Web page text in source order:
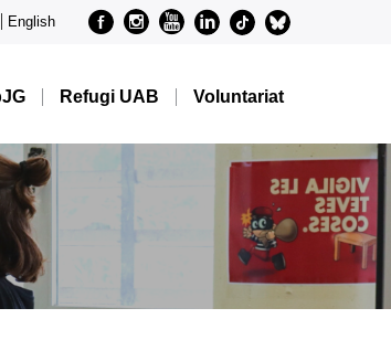
English Facebook
Instagram
Youtube
Linkedin
metode-
metode-
Refugi UAB Voluntariat